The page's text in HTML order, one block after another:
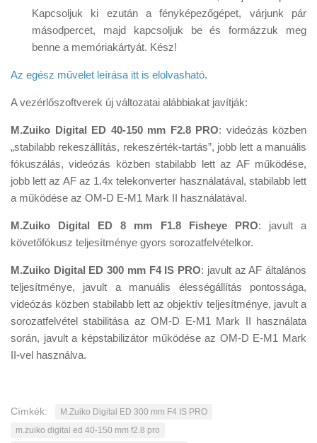
Kapcsoljuk ki ezután a fényképezőgépet, várjunk pár
másodpercet, majd kapcsoljuk be és formázzuk meg
benne a memóriakártyát. Kész!
Az egész művelet leírása itt is elolvasható.
A vezérlőszoftverek új változatai alábbiakat javítják:
M.Zuiko Digital ED 40-150 mm F2.8 PRO: videózás közben
„stabilabb rekeszállítás, rekeszérték-tartás”, jobb lett a manuális
fókuszálás, videózás közben stabilabb lett az AF működése,
jobb lett az AF az 1.4x telekonverter használatával, stabilabb lett
a működése az OM-D E-M1 Mark II használatával.
M.Zuiko Digital ED 8 mm F1.8 Fisheye PRO: javult a
követőfókusz teljesítménye gyors sorozatfelvételkor.
M.Zuiko Digital ED 300 mm F4 IS PRO: javult az AF általános
teljesítménye, javult a manuális élességállítás pontossága,
videózás közben stabilabb lett az objektív teljesítménye, javult a
sorozatfelvétel stabilitása az OM-D E-M1 Mark II használata
során, javult a képstabilizátor működése az OM-D E-M1 Mark
II-vel használva.
Címkék:
M.Zuiko Digital ED 300 mm F4 IS PRO
m.zuiko digital ed 40-150 mm f2.8 pro